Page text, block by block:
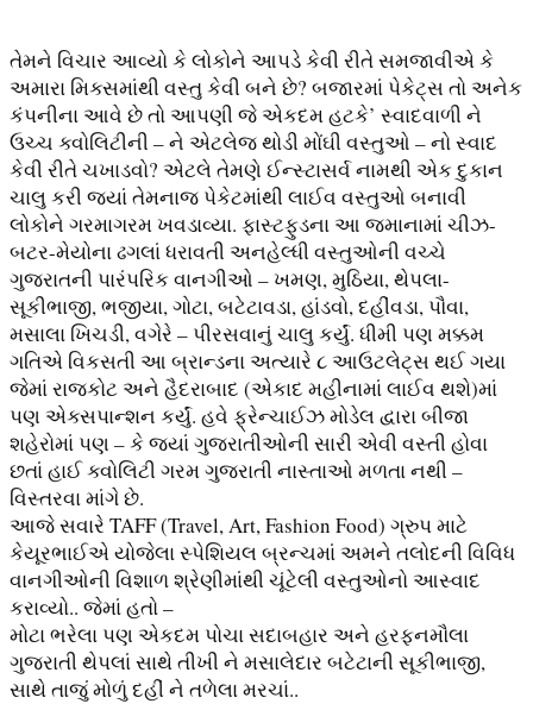
તેમને વિચાર આવ્યો કે લોકોને આપડે કેવી રીતે સમજાવીએ કે
અમારા મિક્સમાંથી વસ્તુ કેવી બને છે? બજારમાં પેકેટ્સ તો અનેક
કંપનીના આવે છે તો આપણી જે એકદમ હટકે’ સ્વાદવાળી ને
ઉચ્ચ ક્વોલિટીની – ને એટલેજ થોડી મોંઘી વસ્તુઓ – નો સ્વાદ
કેવી રીતે ચખાડવો? એટલે તેમણે ઈન્સ્ટાસર્વ નામથી એક દુકાન
ચાલુ કરી જ્યાં તેમનાજ પેકેટમાંથી લાઈવ વસ્તુઓ બનાવી
લોકોને ગરમાગરમ ખવડાવ્યા. ફાસ્ટફુડના આ જમાનામાં ચીઝ-
બટર-મેયોના ઢગલાં ધરાવતી અનહેલ્ધી વસ્તુઓની વચ્ચે
ગુજરાતની પારંપરિક વાનગીઓ – ખમણ, મુઠિયા, થેપલા-
સૂકીભાજી, ભજીયા, ગોટા, બટેટાવડા, હાંડવો, દહીંવડા, પૌવા,
મસાલા ખિચડી, વગેરે – પીરસવાનું ચાલુ કર્યું. ધીમી પણ મક્કમ
ગતિએ વિકસતી આ બ્રાન્ડના અત્યારે ૮ આઉટલેટ્સ થઈ ગયા
જેમાં રાજકોટ અને હૈદરાબાદ (એકાદ મહીનામાં લાઈવ થશે)માં
પણ એક્સપાન્શન કર્યું. હવે ફ્રેન્ચાઈઝ મોડેલ દ્વારા બીજા
શહેરોમાં પણ – કે જ્યાં ગુજરાતીઓની સારી એવી વસ્તી હોવા
છતાં હાઈ ક્વોલિટી ગરમ ગુજરાતી નાસ્તાઓ મળતા નથી –
વિસ્તરવા માંગે છે.
આજે સવારે TAFF (Travel, Art, Fashion Food) ગ્રુપ માટે
કેયૂરભાઈએ યોજેલા સ્પેશિયલ બ્રન્ચમાં અમને તલોદની વિવિધ
વાનગીઓની વિશાળ શ્રેણીમાંથી ચૂંટેલી વસ્તુઓનો આસ્વાદ
કરાવ્યો.. જેમાં હતો –
મોટા ભરેલા પણ એકદમ પોચા સદાબહાર અને હરફનમૌલા
ગુજરાતી થેપલાં સાથે તીખી ને મસાલેદાર બટેટાની સૂકીભાજી,
સાથે તાજું મોળું દહીં ને તળેલા મરચાં..